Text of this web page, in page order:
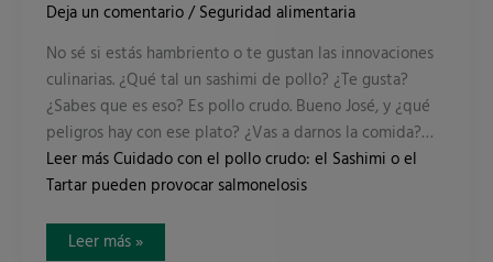
Deja un comentario / Seguridad alimentaria
No sé si estás hambriento o te gustan las innovaciones
culinarias. ¿Qué tal un sashimi de pollo? ¿Te gusta?
¿Sabes que es eso? Es pollo crudo. Bueno José, y ¿qué
peligros hay con ese plato? ¿Vas a darnos la comida?…
Leer másCuidado con el pollo crudo: el Sashimi o el
Tartar pueden provocar salmonelosis
Leer más »